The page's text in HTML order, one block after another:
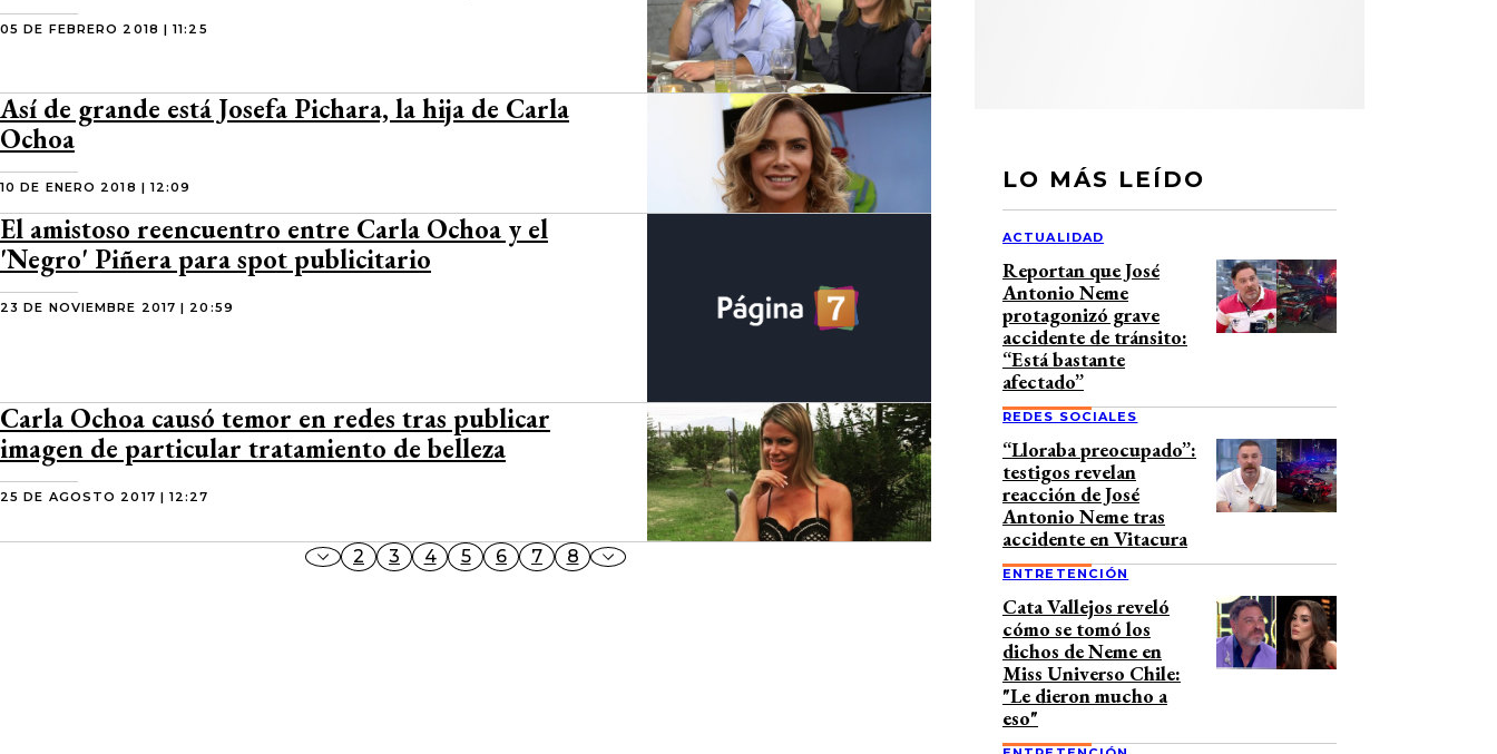
05 DE FEBRERO 2018 | 11:25
Así de grande está Josefa Pichara, la hija de Carla
Ochoa
10 DE ENERO 2018 | 12:09
El amistoso reencuentro entre Carla Ochoa y el
'Negro' Piñera para spot publicitario
23 DE NOVIEMBRE 2017 | 20:59
Carla Ochoa causó temor en redes tras publicar
imagen de particular tratamiento de belleza
25 DE AGOSTO 2017 | 12:27
2 3 4 5 6 7 8
LO MÁS LEÍDO
ACTUALIDAD
Reportan que José
Antonio Neme
protagonizó grave
accidente de tránsito:
“Está bastante
afectado”
REDES SOCIALES
“Lloraba preocupado”:
testigos revelan
reacción de José
Antonio Neme tras
accidente en Vitacura
ENTRETENCIÓN
Cata Vallejos reveló
cómo se tomó los
dichos de Neme en
Miss Universo Chile:
"Le dieron mucho a
eso"